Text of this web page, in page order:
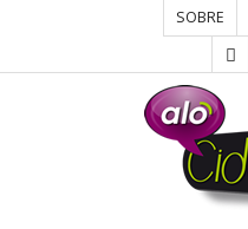
SOBRE